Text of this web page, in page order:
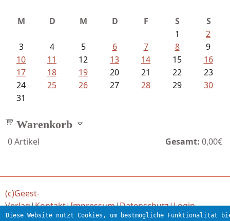
M D M D F S
S
1
2
3
4 5 6 7 8
9
10
11 12 13 14 15
16
17
18 19 20 21 22
23
24
25 26 27 28 29
30
31
Warenkorb
0Artikel Gesamt: 0,00€
(c)Geest-
Verlag|Kontakt|Impressum|Datenschutz|Login
Diese Website nutzt Cookies, um bestmögliche Funktionalität